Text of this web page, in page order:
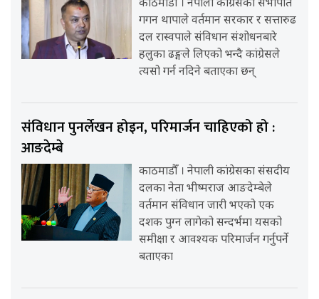
काठमाडौँ । नेपाली कांग्रेसका सभापति
गगन थापाले वर्तमान सरकार र सत्तारुढ
दल रास्वपाले संविधान संशोधनबारे
हलुका ढङ्गले लिएको भन्दै कांग्रेसले
त्यसो गर्न नदिने बताएका छन्
संविधान पुनर्लेखन होइन, परिमार्जन चाहिएको हो :
आङदेम्बे
काठमाडौँ । नेपाली कांग्रेसका संसदीय
दलका नेता भीष्मराज आङदेम्बेले
वर्तमान संविधान जारी भएको एक
दशक पुग्न लागेको सन्दर्भमा यसको
समीक्षा र आवश्यक परिमार्जन गर्नुपर्ने
बताएका